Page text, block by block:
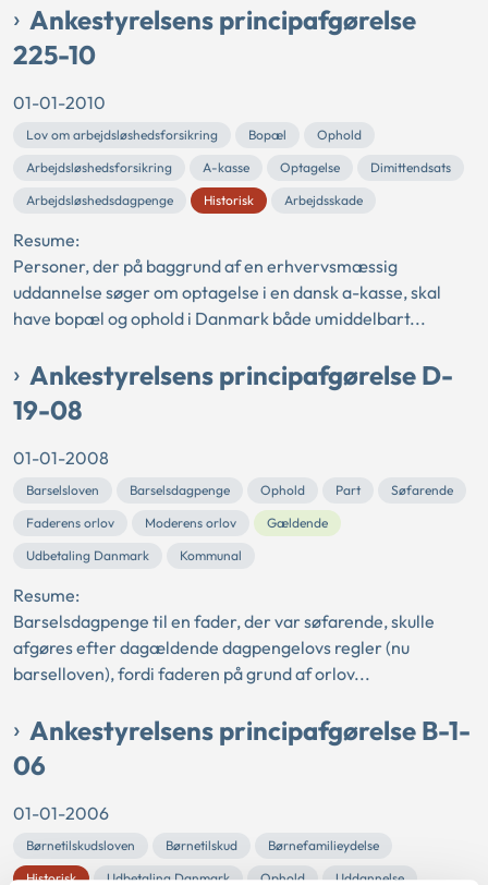
Ankestyrelsens principafgørelse
225-10
01-01-2010
Lov om arbejdsløshedsforsikring Bopæl
Ophold
Arbejdsløshedsforsikring
A-kasse Optagelse
Dimittendsats
Arbejdsløshedsdagpenge
Historisk Arbejdsskade
Resume:
Personer, der på baggrund af en erhvervsmæssig
uddannelse søger om optagelse i en dansk a-kasse, skal
have bopæl og ophold i Danmark både umiddelbart...
Ankestyrelsens principafgørelse D-
19-08
01-01-2008
Barselsloven Barselsdagpenge Ophold Part
Søfarende
Faderens orlov
Moderens orlov
Gældende
Udbetaling Danmark
Kommunal
Resume:
Barselsdagpenge til en fader, der var søfarende, skulle
afgøres efter dagældende dagpengelovs regler (nu
barselloven), fordi faderen på grund af orlov...
Ankestyrelsens principafgørelse B-1-
06
01-01-2006
Børnetilskudsloven Børnetilskud
Børnefamilieydelse
Historisk
Udbetaling Danmark Ophold Uddannelse